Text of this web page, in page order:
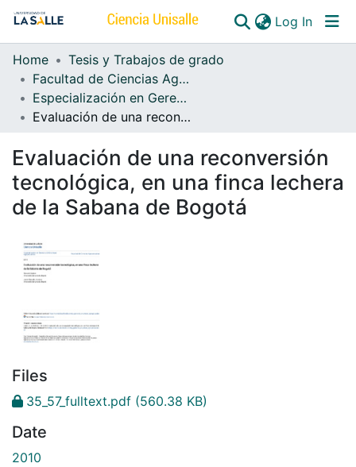
Log In
Communities & Collections
All of DSpace
Home
Tesis y Trabajos de grado
Facultad de Ciencias Agropecuarias
Especialización en Gerencia de Empresas Agropecuarias
Evaluación de una reconversión tecnológica, en una finca lechera de la Sabana de Bogotá
Evaluación de una reconversión
tecnológica, en una finca lechera
de la Sabana de Bogotá
Files
35_57_fulltext.pdf (560.38 KB)
Date
2010